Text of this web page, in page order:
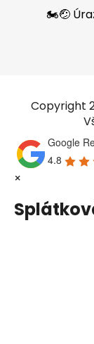
🏍️🤕
Copyright
Google
4.8
×